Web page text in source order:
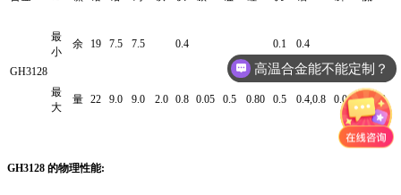
GH3128
最
小
余 19 7.5 7.5 0.4 0.1 0.4
最
大
量 22 9.0 9.0 2.0 0.8 0.05 0.5 0.80 0.5 0.4,0.8 0.013 0.013
GH3128 的物理性能:
高温合金能不能定制？